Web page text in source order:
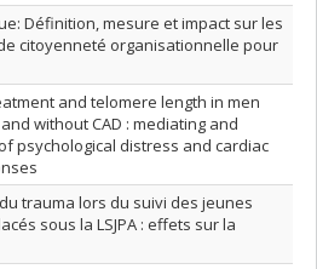
Définition, mesure et impact sur les
citoyenneté organisationnelle pour
and telomere length in men
without CAD : mediating and
psychological distress and cardiac
trauma lors du suivi des jeunes
sous la LSJPA : effets sur la